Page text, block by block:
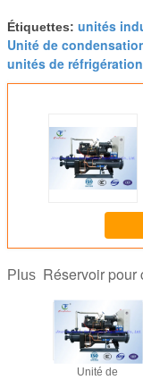
Étiquettes: unités
Unité de
unités de
Plus Réservoir pour
Unité de